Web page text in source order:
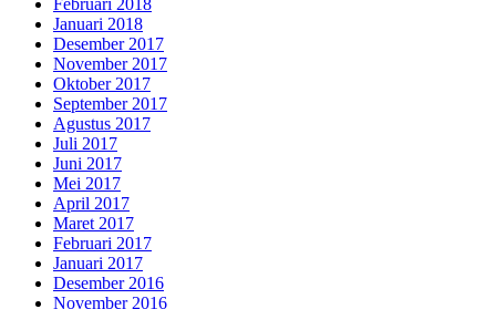
Februari 2018
Januari 2018
Desember 2017
November 2017
Oktober 2017
September 2017
Agustus 2017
Juli 2017
Juni 2017
Mei 2017
April 2017
Maret 2017
Februari 2017
Januari 2017
Desember 2016
November 2016